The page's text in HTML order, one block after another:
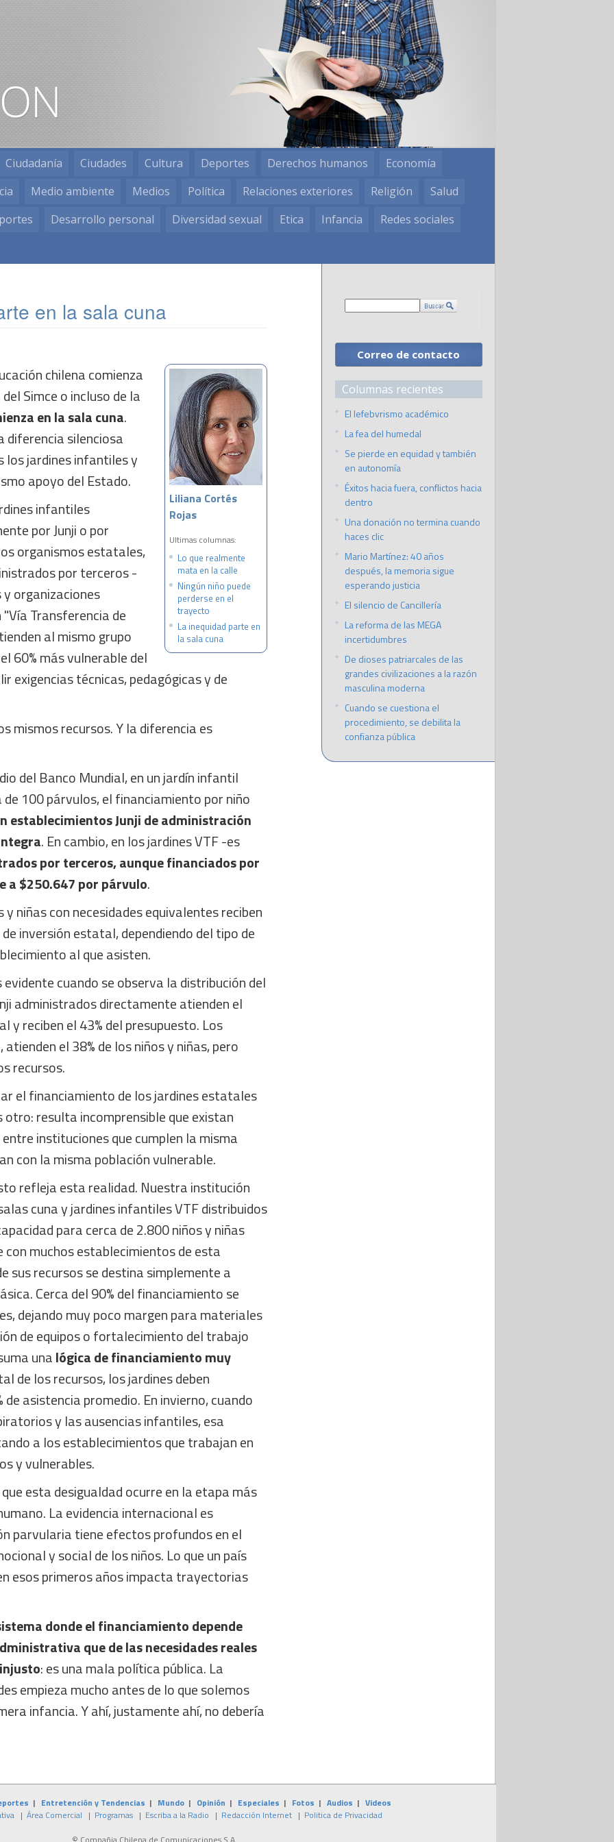
Ciudadanía Ciudades Cultura Deportes Derechos humanos
Economía
Medio ambiente Medios Política Relaciones exteriores Religión
Salud
Desarrollo personal Diversidad sexual Etica Infancia Redes sociales
en la sala cuna
Liliana Cortés
Rojas
Ultimas columnas:
Lo que realmente
mata en la calle
Ningún niño puede
perderse en el
trayecto
La inequidad parte en
la sala cuna
chilena comienza
Simce o incluso de la
en la sala cuna.
diferencia silenciosa
los jardines infantiles y
apoyo del Estado.
infantiles
por Junji o por
organismos estatales,
por terceros -
organizaciones
Transferencia de
al mismo grupo
60% más vulnerable del
exigencias técnicas, pedagógicas y de
mismos recursos. Y la diferencia es
del Banco Mundial, en un jardín infantil
100 párvulos, el financiamiento por niño
establecimientos Junji de administración
. En cambio, en los jardines VTF -es
por terceros, aunque financiados por
a $250.647 por párvulo.
niñas con necesidades equivalentes reciben
inversión estatal, dependiendo del tipo de
al que asisten.
cuando se observa la distribución del
administrados directamente atienden el
y reciben el 43% del presupuesto. Los
el 38% de los niños y niñas, pero
recursos.
el financiamiento de los jardines estatales
resulta incomprensible que existan
instituciones que cumplen la misma
con la misma población vulnerable.
refleja esta realidad. Nuestra institución
cuna y jardines infantiles VTF distribuidos
para cerca de 2.800 niños y niñas
muchos establecimientos de esta
sus recursos se destina simplemente a
Cerca del 90% del financiamiento se
dejando muy poco margen para materiales
de equipos o fortalecimiento del trabajo
unalógica de financiamiento muy
de los recursos, los jardines deben
asistencia promedio. En invierno, cuando
y las ausencias infantiles, esa
a los establecimientos que trabajan en
y vulnerables.
esta desigualdad ocurre en la etapa más
La evidencia internacional es
parvularia tiene efectos profundos en el
y social de los niños. Lo que un país
esos primeros años impacta trayectorias
donde el financiamiento depende
que de las necesidades reales
: es una mala política pública. La
empieza mucho antes de lo que solemos
infancia. Y ahí, justamente ahí, no debería
Correo de contacto
Columnas recientes
El lefebvrismo académico
La fea del humedal
Se pierde en equidad y también
en autonomía
Éxitos hacia fuera, conflictos hacia
dentro
Una donación no termina cuando
haces clic
Mario Martínez: 40 años
después, la memoria sigue
esperando justicia
El silencio de Cancillería
La reforma de las MEGA
incertidumbres
De dioses patriarcales de las
grandes civilizaciones a la razón
masculina moderna
Cuando se cuestiona el
procedimiento, se debilita la
confianza pública
| Entretención y Tendencias | Mundo| Opinión | Especiales | Fotos | Audios | Videos
| Área Comercial | Programas | Escriba a la Radio | Redacción Internet | Politica de Privacidad